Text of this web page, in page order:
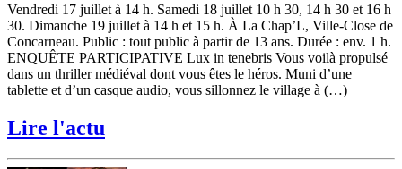
Vendredi 17 juillet à 14 h. Samedi 18 juillet 10 h 30, 14 h 30 et 16 h
30. Dimanche 19 juillet à 14 h et 15 h. À La Chap’L, Ville-Close de
Concarneau. Public : tout public à partir de 13 ans. Durée : env. 1 h.
ENQUÊTE PARTICIPATIVE Lux in tenebris Vous voilà propulsé
dans un thriller médiéval dont vous êtes le héros. Muni d’une
tablette et d’un casque audio, vous sillonnez le village à (…)
Lire l'actu